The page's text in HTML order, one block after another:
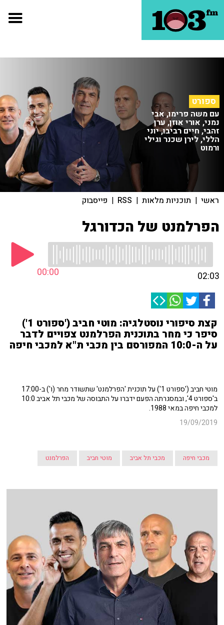
ספורט
עם משה פרימו, אבי
נמני, אורי אוזן, ערן
זהבי, חיים רביבו, יוני
הללי, לירן שכנר וגילי
ורמוט
ראשי | תוכניות מלאות |
RSS
| פייסבוק
הפרלמנט של הכדורגל
00:00 02:03
קצת סיפורי נוסטלגיה: מוטי חביב ('ספורט 1')
סיפר כי מחר בתוכנית הפרלמנט צפויים לדבר
על ה-10:0 המפורסם בין מכבי ת"א למכבי חיפה
מוטי חביב ('ספורט 1') על תוכנית 'הפרלמנט' שתשודר מחר (ו') ב-17:00
ב'ספורט 4', ובמסגרתה הפעם ידברו על התבוסה של מכבי תל אביב 10:0
למכבי חיפה במאי 1988.
19/09/2019
מכבי חיפה מכבי תל אביב מוטי חביב הפרלמנט